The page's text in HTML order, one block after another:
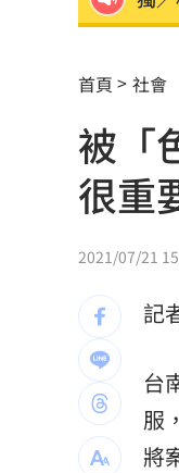
喜
洛
蘇
蔡
新
捲
芒
首頁 社會
被「
很重
2021/07/21
記
台
服
將